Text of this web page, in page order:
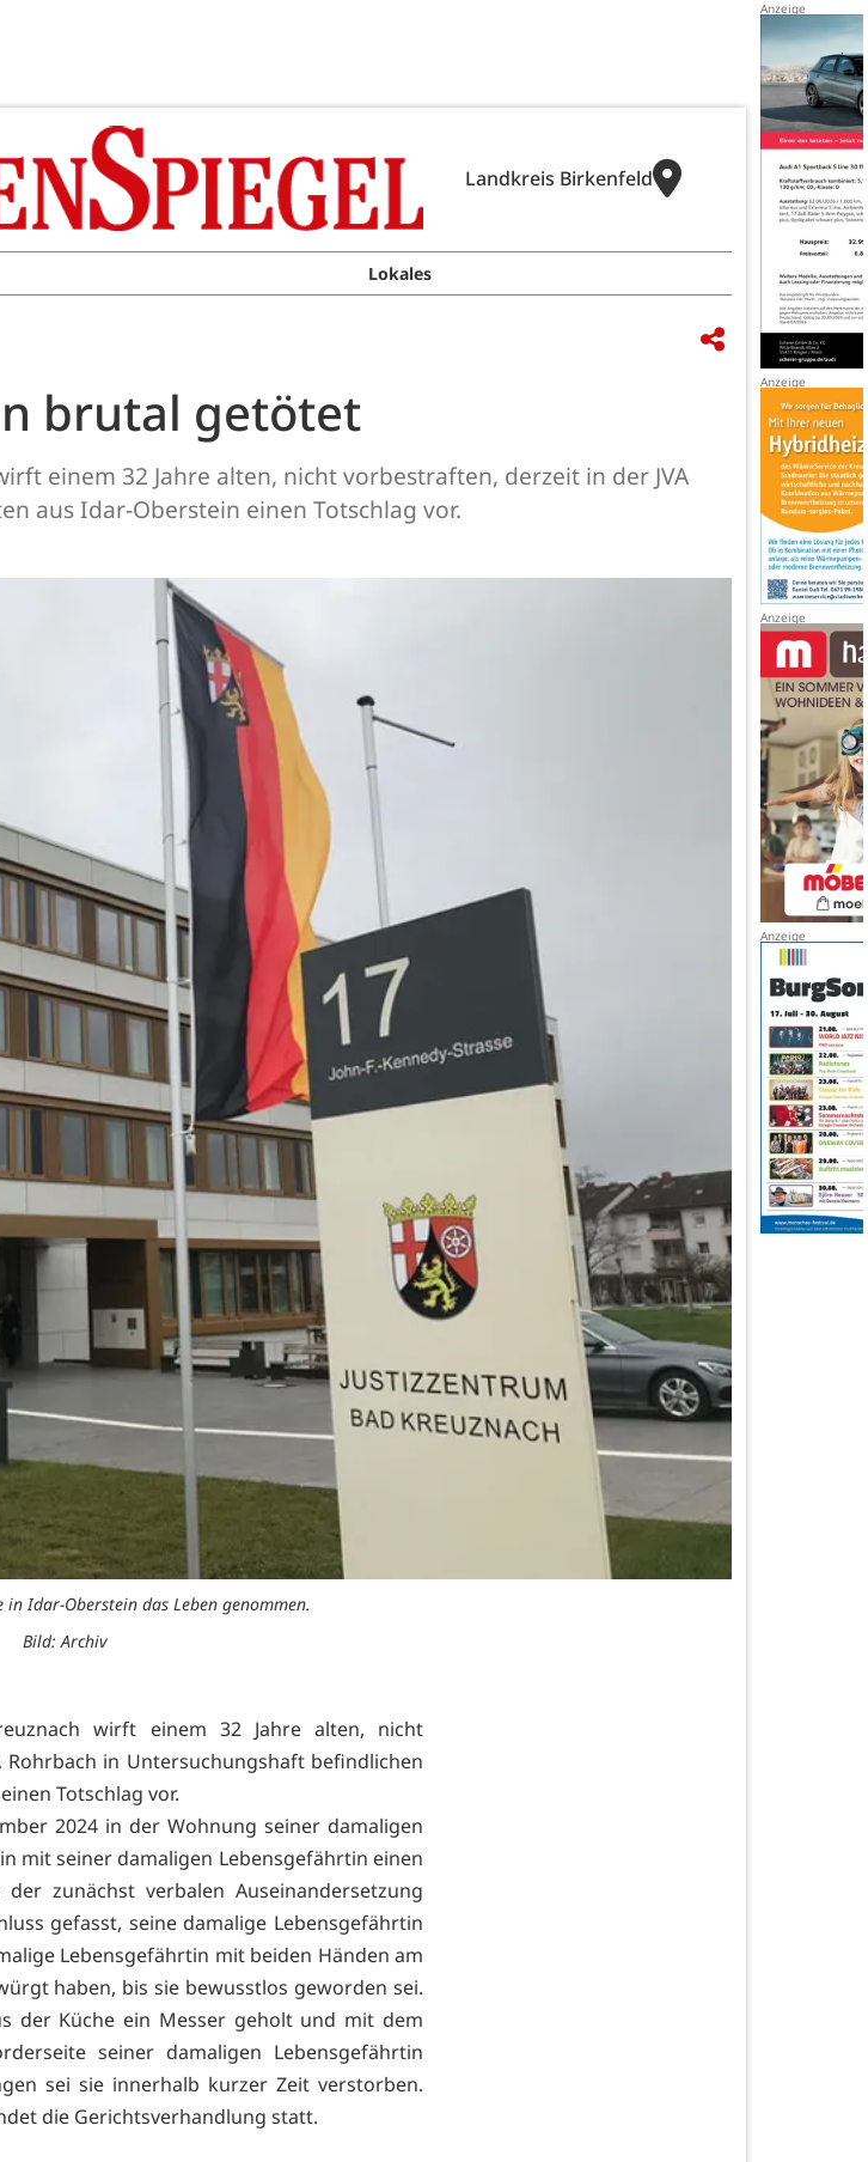
Landkreis Birkenfeld
Lokales
brutal getötet
einem 32 Jahre alten, nicht vorbestraften, derzeit in der JVA
aus Idar-Oberstein einen Totschlag vor.
Idar-Oberstein das Leben genommen.
Bild: Archiv
wirft einem 32 Jahre alten, nicht
in Untersuchungshaft befindlichen
Totschlag vor.
2024 in der Wohnung seiner damaligen
mit seiner damaligen Lebensgefährtin einen
zunächst verbalen Auseinandersetzung
gefasst, seine damalige Lebensgefährtin
Lebensgefährtin mit beiden Händen am
haben, bis sie bewusstlos geworden sei.
der Küche ein Messer geholt und mit dem
seiner damaligen Lebensgefährtin
sei sie innerhalb kurzer Zeit verstorben.
die Gerichtsverhandlung statt.